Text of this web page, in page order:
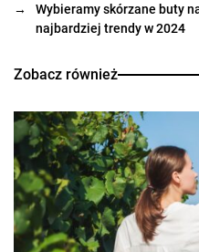
→
Wybieramy skórzane buty
najbardziej trendy w 2024
Zobacz również